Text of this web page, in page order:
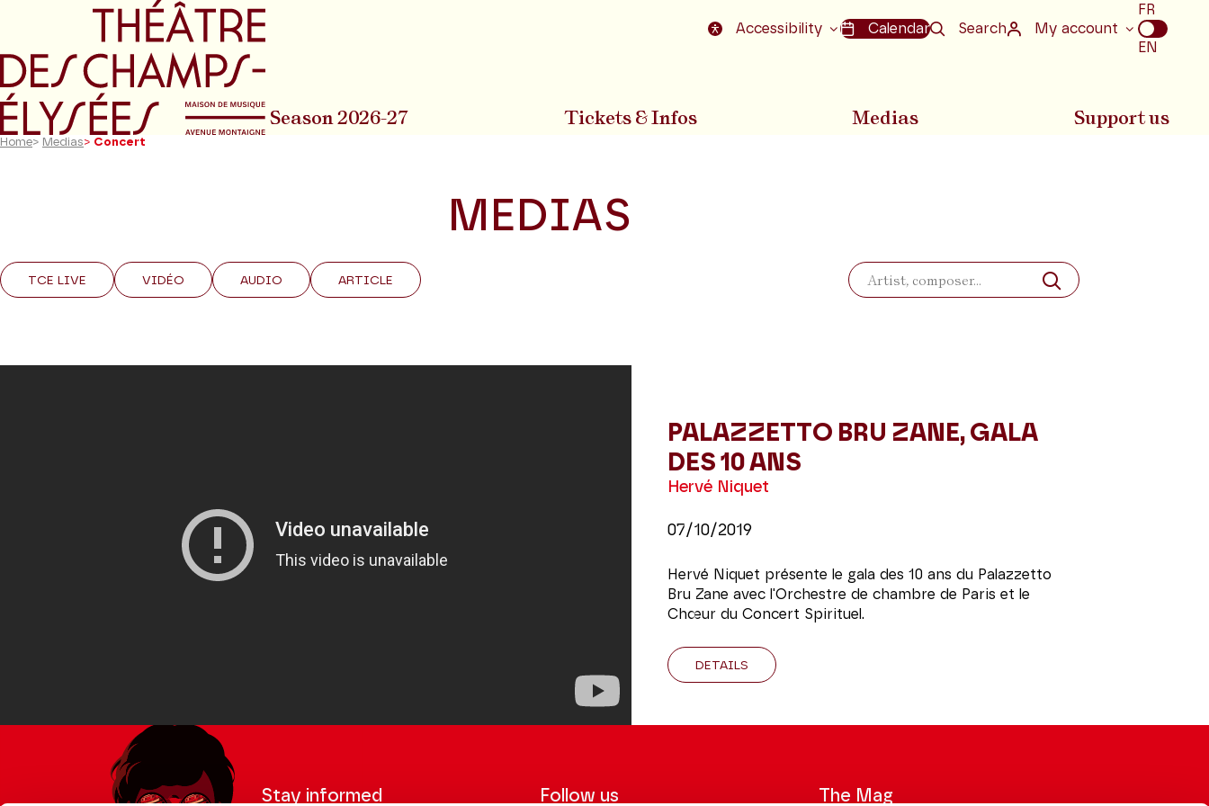
Go to main menu Go to content Accessibility Calendar Search My account
Choix
de
la
FR
EN
Season 2026-27 Tickets & Infos Medias Support us
Home> Medias> Concert
MEDIAS
TCE LIVE VIDÉO AUDIO ARTICLE
Search
PALAZZETTO BRU ZANE, GALA
DES 10 ANS
Hervé Niquet
07/10/2019
Hervé Niquet présente le gala des 10 ans du Palazzetto
Bru Zane avec l'Orchestre de chambre de Paris et le
Chœur du Concert Spirituel.
DETAILS
Stay informed Follow us The Mag